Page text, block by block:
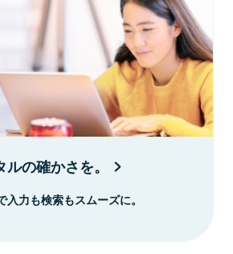
の確かさを。
力も検索もスムーズに。